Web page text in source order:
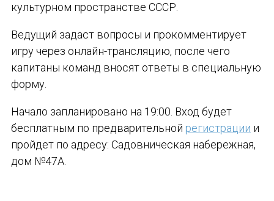
культурном пространстве СССР.
Ведущий задаст вопросы и прокомментирует
игру через онлайн-трансляцию, после чего
капитаны команд вносят ответы в специальную
форму.
Начало запланировано на 19:00. Вход будет
бесплатным по предварительной регистрации и
пройдет по адресу: Садовническая набережная,
дом №47А.